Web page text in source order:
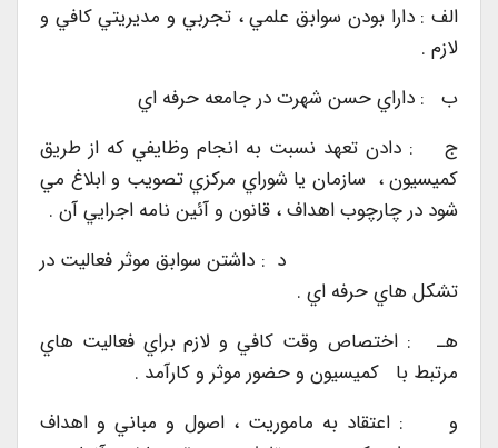
الف : دارا بودن سوابق علمي ، تجربي و مديريتي كافي و
لازم .
ب : داراي حسن شهرت در جامعه حرفه اي
ج : دادن تعهد نسبت به انجام وظايفي كه از طريق
كميسيون ، سازمان يا شوراي مركزي تصويب و ابلاغ مي
شود در چارچوب اهداف ، قانون و آئين نامه اجرايي آن .
د : داشتن سوابق موثر فعاليت در
تشكل هاي حرفه اي .
هـ : اختصاص وقت كافي و لازم براي فعاليت هاي
مرتبط با كميسيون و حضور موثر و كارآمد .
و : اعتقاد به ماموريت ، اصول و مباني و اهداف